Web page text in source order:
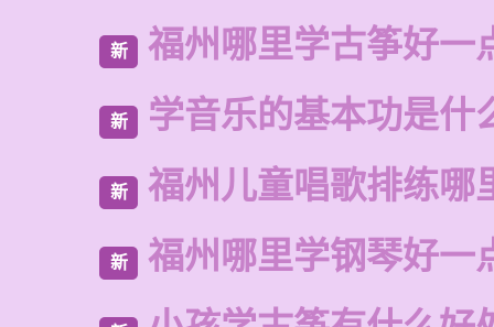
新 福州哪里学古筝好一
新 学音乐的基本功是什
新 福州儿童唱歌排练哪
新 福州哪里学钢琴好一